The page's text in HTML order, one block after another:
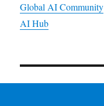
Global AI Community
AI Hub